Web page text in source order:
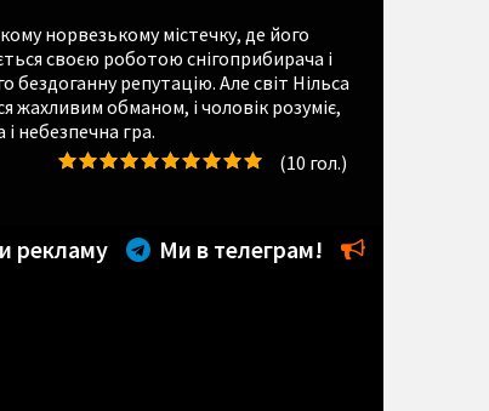
норвезькому містечку, де його
своєю роботою снігоприбирача і
репутацію. Але світ Нільса
жахливим обманом, і чоловік розуміє,
небезпечна гра.
(10 гол.)
рекламу Ми в телеграм!